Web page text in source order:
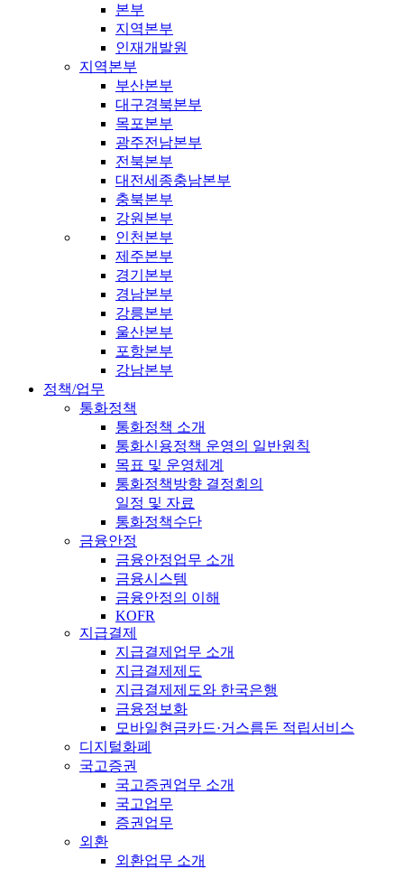
본부
지역본부
인재개발원
지역본부
부산본부
대구경북본부
목포본부
광주전남본부
전북본부
대전세종충남본부
충북본부
강원본부
인천본부
제주본부
경기본부
경남본부
강릉본부
울산본부
포항본부
강남본부
정책/업무
통화정책
통화정책 소개
통화신용정책 운영의 일반원칙
목표 및 운영체계
통화정책방향 결정회의
일정 및 자료
통화정책수단
금융안정
금융안정업무 소개
금융시스템
금융안정의 이해
KOFR
지급결제
지급결제업무 소개
지급결제제도
지급결제제도와 한국은행
금융정보화
모바일현금카드·거스름돈 적립서비스
디지털화폐
국고증권
국고증권업무 소개
국고업무
증권업무
외환
외환업무 소개